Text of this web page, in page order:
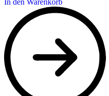
In den Warenkorb